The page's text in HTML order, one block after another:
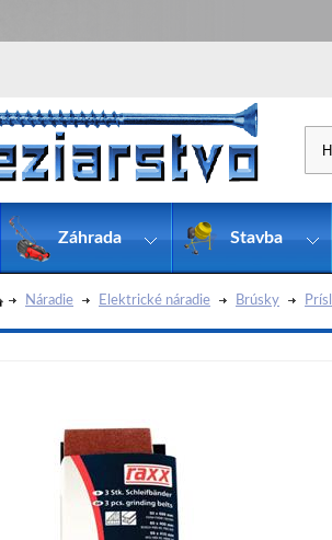
Náradie Elektrické náradie Brúsky
Záhrada Stavba